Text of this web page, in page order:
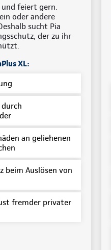
und feiert gern.
oder andere
sucht Pia
der zu ihr
XL:
durch
an geliehenen
beim Auslösen von
fremder privater